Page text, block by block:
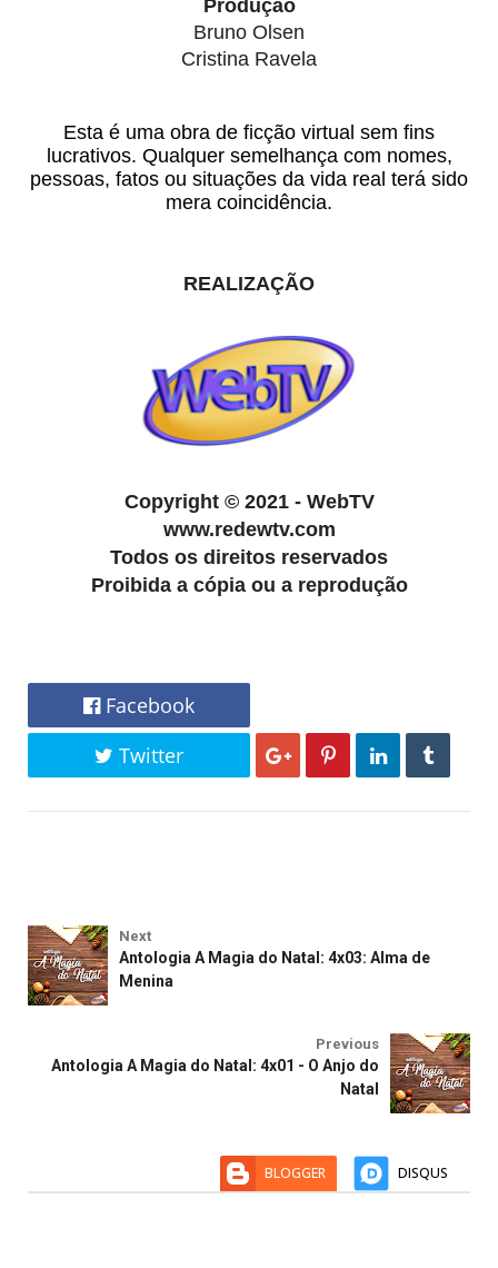
Produção
Bruno Olsen
Cristina Ravela
Esta é uma obra de ficção virtual sem fins
lucrativos. Qualquer semelhança com nomes,
pessoas, fatos ou situações da vida real terá sido
mera coincidência.
REALIZAÇÃO
Copyright © 2021 - WebTV
www.redewtv.com
Todos os direitos reservados
Proibida a cópia ou a reprodução
Facebook
Twitter
Next
Antologia A Magia do Natal: 4x03: Alma de
Menina
Previous
Antologia A Magia do Natal: 4x01 - O Anjo do
Natal
BLOGGER DISQUS